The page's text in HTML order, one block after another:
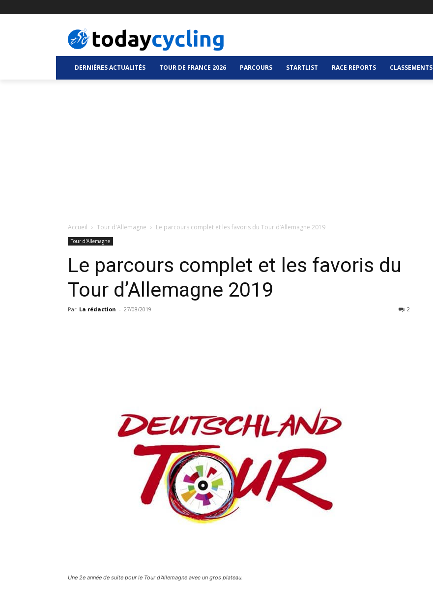
DERNIÈRES ACTUALITÉS TOUR DE FRANCE 2026 PARCOURS STARTLIST RACE REPORTS CLASSEMENTS
Accueil Tour d'Allemagne Le parcours complet et les favoris du Tour d’Allemagne 2019
Tour d'Allemagne
Le parcours complet et les favoris du
Tour d’Allemagne 2019
Par La rédaction - 27/08/2019 2
Une 2e année de suite pour le Tour d'Allemagne avec un gros plateau.